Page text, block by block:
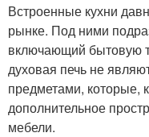
Встроенные кухни
рынке. Под ними
включающий бытовую
духовая печь не
предметами, которые,
дополнительное
мебели.